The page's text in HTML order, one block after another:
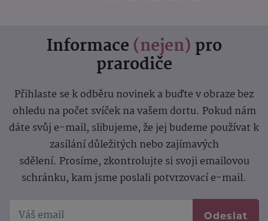
Informace (nejen) pro
prarodiče
Přihlaste se k odběru novinek a buďte v obraze bez
ohledu na počet svíček na vašem dortu. Pokud nám
dáte svůj e-mail, slibujeme, že jej budeme používat k
zasílání důležitých nebo zajímavých
sdělení. Prosíme, zkontrolujte si svoji emailovou
schránku, kam jsme poslali potvrzovací e-mail.
Odeslat